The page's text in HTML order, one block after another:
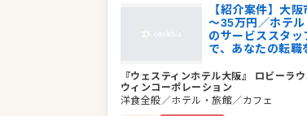
【紹介案件】大
～35万円／ホテ
のサービススタッ
で、あなたの転職
『ウェスティンホテル大阪』 ロビーラ
ウィンコーポレーション
洋食全般／ホテル・旅館／カフェ